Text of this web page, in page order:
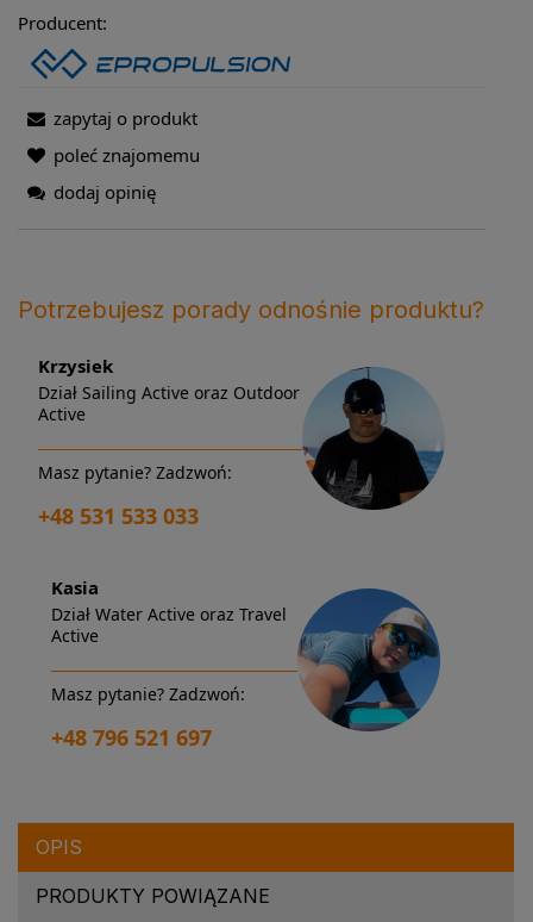
Producent:
zapytaj o produkt
poleć znajomemu
dodaj opinię
Potrzebujesz porady odnośnie produktu?
Krzysiek
Dział Sailing Active oraz Outdoor
Active
Masz pytanie? Zadzwoń:
+48 531 533 033
Kasia
Dział Water Active oraz Travel
Active
Masz pytanie? Zadzwoń:
+48 796 521 697
OPIS
PRODUKTY POWIĄZANE